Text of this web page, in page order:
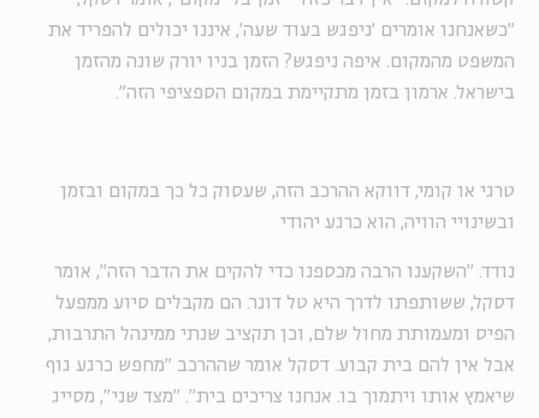
"כשאנחנו אומרים 'ניפגש בעוד שעה', איננו יכולים להפריד את
המשפט מהמקום. איפה ניפגש? הזמן בניו יורק שונה מהזמן
בישראל. ארמון בזמן מתקיימת במקום הספציפי הזה".
טרגי או קומי, דווקא ההרכב הזה, שעסוק כל כך במקום ובזמן
ובשינויי הוויה, הוא כרגע יהודי
נודד. "השקענו הרבה מכספנו כדי להקים את הדבר הזה", אומר
דסקל, ששותפתו לדרך היא טל דונר. הם מקבלים סיוע ממפעל
הפיס ומעמותת מחול שלם, וכן תקציב שנתי ממינהל התרבות,
אבל אין להם בית קבוע. דסקל אומר שההרכב "מחפש כרגע גוף
שיאמץ אותו ויתמוך בו. אנחנו צריכים בית". "מצד שני", מסייג